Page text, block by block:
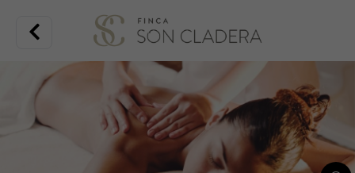
Im Jahr 2022 haben wir beschlossen, die „possessió“ (wie sie auf
Mallorquinisch genannt wird) umzugestalten, um sie weiterhin in dem
Zustand erhalten zu können, den sie verdient, und damit auch andere
Menschen sie genießen können.